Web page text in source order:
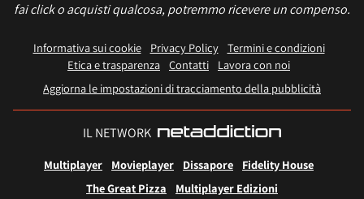
fai click o acquisti qualcosa, potremmo ricevere un compenso.
Informativa sui cookie Privacy Policy
Termini e condizioni
Etica e trasparenza Contatti
Lavora con noi
Aggiorna le impostazioni di tracciamento della pubblicità
IL NETWORK
Multiplayer Movieplayer Dissapore
Fidelity House
The Great Pizza
Multiplayer Edizioni